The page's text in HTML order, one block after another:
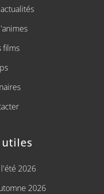
films
utiles
2026
2026